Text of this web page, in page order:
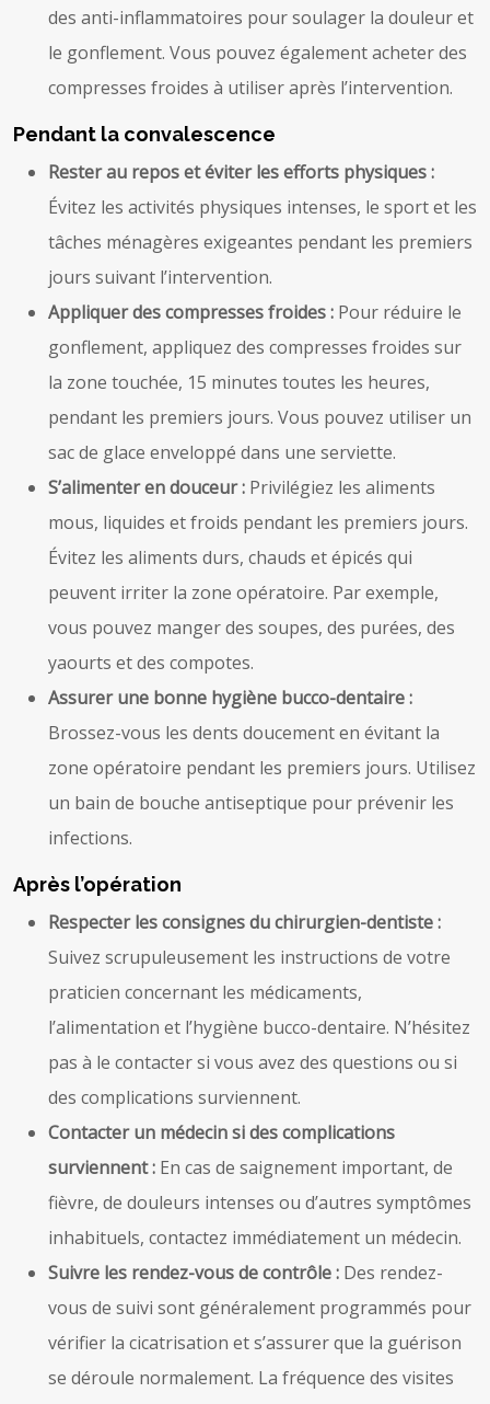
des anti-inflammatoires pour soulager la douleur et
le gonflement. Vous pouvez également acheter des
compresses froides à utiliser après l’intervention.
Pendant la convalescence
Rester au repos et éviter les efforts physiques :
Évitez les activités physiques intenses, le sport et les
tâches ménagères exigeantes pendant les premiers
jours suivant l’intervention.
Appliquer des compresses froides : Pour réduire le
gonflement, appliquez des compresses froides sur
la zone touchée, 15 minutes toutes les heures,
pendant les premiers jours. Vous pouvez utiliser un
sac de glace enveloppé dans une serviette.
S’alimenter en douceur : Privilégiez les aliments
mous, liquides et froids pendant les premiers jours.
Évitez les aliments durs, chauds et épicés qui
peuvent irriter la zone opératoire. Par exemple,
vous pouvez manger des soupes, des purées, des
yaourts et des compotes.
Assurer une bonne hygiène bucco-dentaire :
Brossez-vous les dents doucement en évitant la
zone opératoire pendant les premiers jours. Utilisez
un bain de bouche antiseptique pour prévenir les
infections.
Après l’opération
Respecter les consignes du chirurgien-dentiste :
Suivez scrupuleusement les instructions de votre
praticien concernant les médicaments,
l’alimentation et l’hygiène bucco-dentaire. N’hésitez
pas à le contacter si vous avez des questions ou si
des complications surviennent.
Contacter un médecin si des complications
surviennent : En cas de saignement important, de
fièvre, de douleurs intenses ou d’autres symptômes
inhabituels, contactez immédiatement un médecin.
Suivre les rendez-vous de contrôle : Des rendez-
vous de suivi sont généralement programmés pour
vérifier la cicatrisation et s’assurer que la guérison
se déroule normalement. La fréquence des visites